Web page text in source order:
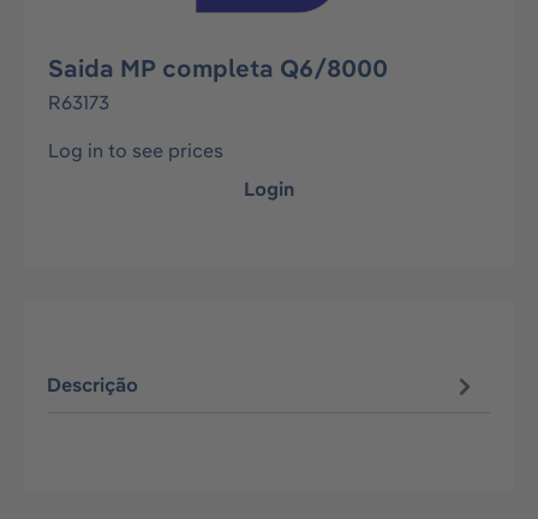
Saida MP completa Q6/8000
R63173
Log in to see prices
Login
Descrição